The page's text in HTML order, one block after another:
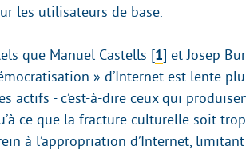
les utilisateurs de base.
que Manuel Castells [1] et Josep
» d’Internet est lente
actifs - c’est-à-dire ceux qui
ce que la fracture culturelle soit
à l’appropriation d’Internet,